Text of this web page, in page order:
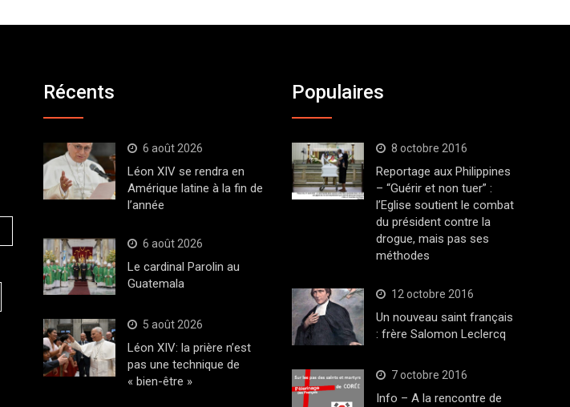
Récents
6 août 2026
Léon XIV se rendra en
Amérique latine à la fin de
l’année
6 août 2026
Le cardinal Parolin au
Guatemala
5 août 2026
Léon XIV: la prière n’est
pas une technique de
« bien-être »
Populaires
8 octobre 2016
Reportage aux Philippines
– “Guérir et non tuer” :
l’Eglise soutient le combat
du président contre la
drogue, mais pas ses
méthodes
12 octobre 2016
Un nouveau saint français
: frère Salomon Leclercq
7 octobre 2016
Info – A la rencontre de